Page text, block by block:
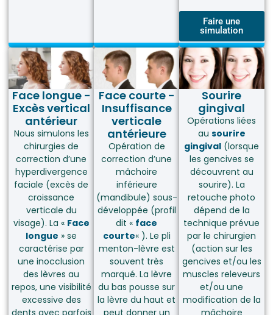
Faire une
simulation
Face longue -
Excès vertical
antérieur
Nous simulons les
chirurgies de
correction d’une
hyperdivergence
faciale (excès de
croissance
verticale du
visage). La « Face
longue » se
caractérise par
une inocclusion
des lèvres au
repos, une visibilité
excessive des
Face courte -
Insuffisance
verticale
antérieure
Opération de
correction d’une
mâchoire
inférieure
(mandibule) sous-
développée (profil
dit « face
courte« ). Le pli
menton-lèvre est
souvent très
marqué. La lèvre
du bas pousse sur
la lèvre du haut et
Sourire
gingival
Opérations liées
au sourire
gingival (lorsque
les gencives se
découvrent au
sourire). La
retouche photo
dépend de la
technique prévue
par le chirurgien
(action sur les
gencives et/ou les
muscles releveurs
et/ou une
modification de la